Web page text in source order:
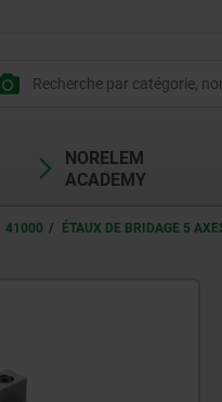
NORELEM
ACADEMY
41000 ÉTAUX DE BRIDAGE 5